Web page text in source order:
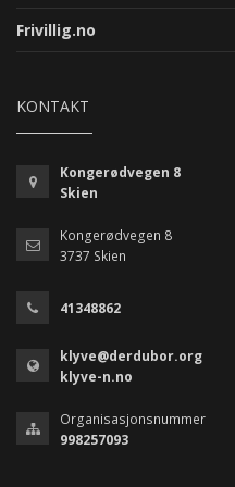
Frivillig.no
KONTAKT
Kongerødvegen 8
Skien
Kongerødvegen 8
3737 Skien
41348862
klyve@derdubor.org
klyve-n.no
Organisasjonsnummer
998257093